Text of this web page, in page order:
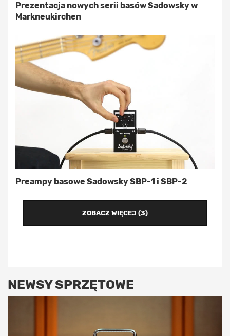
Prezentacja nowych serii basów Sadowsky w
Markneukirchen
Preampy basowe Sadowsky SBP-1 i SBP-2
ZOBACZ WIĘCEJ (3)
NEWSY SPRZĘTOWE